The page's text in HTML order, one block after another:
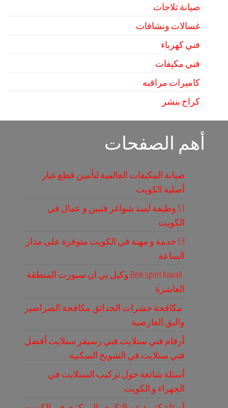
صيانة ثلاجات
غسالات ونشافات
فني كهرباء
فني مكيفات
كاميرات مراقبه
كراج بنشر
أهم الصفحات
صيانة المكيفات العالمية لتأمين قطع غيار
أصلية الكويت
51 وظيفة لسد شواغر فنيين و عمال في
الكويت
53 خدمة و مهنة في الكويت متوفرة على مدار
الساعة
Bein sport Kuwait وكيل بي ان سبورت المنطقة
العاشرة
مكافحة حشرات الحدائق مكافحة الصراصير
والبق العارضية
أرقام فني ستلايت فني رسيفر ستلايت أفضل
فني ستلايت في الشويخ السكنية
أسئلة شائعة حول تركيب الستلايت في
الجهراء و الكويت